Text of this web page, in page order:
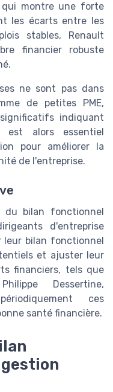
qui montre une forte
les écarts entre les
stables, Renault
financier robuste
ne sont pas dans
de petites PME,
indiquant
est alors essentiel
pour améliorer la
de l'entreprise.
du bilan fonctionnel
d'entreprise
leur bilan fonctionnel
et ajuster leur
financiers, tels que
Dessertine,
ces
santé financière.